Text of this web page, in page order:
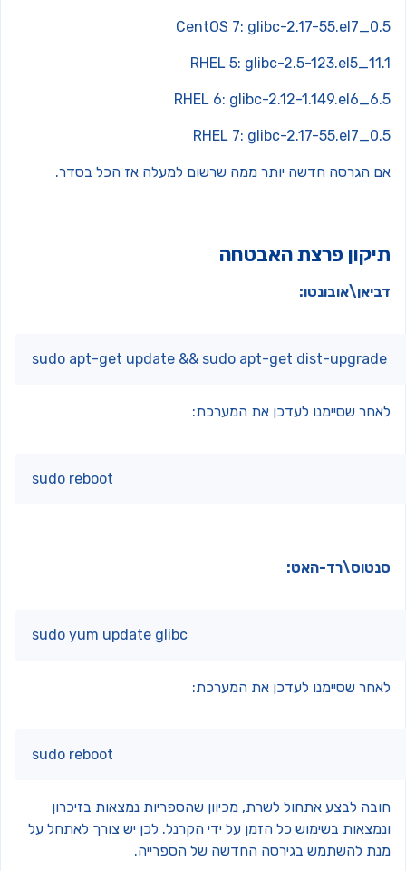
CentOS 7: glibc-2.17-
RHEL 5: glibc-2.5-
RHEL 6: glibc-2.12-
RHEL 7: glibc-2.17-
הגרסה חדשה יותר ממה שרשום למעלה אז הכל בסדר.
פרצת האבטחה
sudo apt-get update && sudo apt-get dist-
שסיימנו לעדכן את המערכת:
sudo reboot
האט:
sudo yum update glibc
שסיימנו לעדכן את המערכת:
sudo reboot
לבצע אתחול לשרת, מכיוון שהספריות נמצאות בזיכרון
בשימוש כל הזמן על ידי הקרנל. לכן יש צורך לאתחל על
להשתמש בגירסה החדשה של הספרייה.